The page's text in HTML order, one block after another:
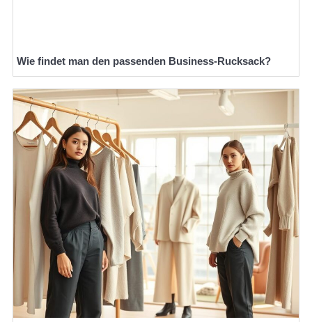
Wie findet man den passenden Business-Rucksack?